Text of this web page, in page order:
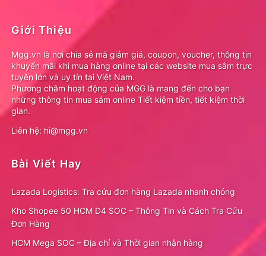
Giới Thiệu
Mgg.vn là nơi chia sẻ mã giảm giá, coupon, voucher, thông tin
khuyến mãi khi mua hàng online tại các website mua sắm trực
tuyến lớn và uy tín tại Việt Nam.
Phương châm hoạt động của MGG là mang đến cho bạn
những thông tin mua sắm online Tiết kiệm tiền, tiết kiệm thời
gian.
Liên hệ: hi@mgg.vn
Bài Viết Hay
Lazada Logistics: Tra cứu đơn hàng Lazada nhanh chóng
Kho Shopee 50 HCM D4 SOC – Thông Tin và Cách Tra Cứu
Đơn Hàng
HCM Mega SOC – Địa chỉ và Thời gian nhận hàng